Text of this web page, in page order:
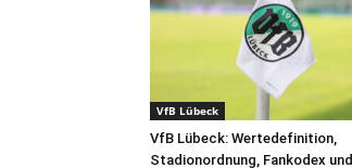
VfB Lübeck
VfB Lübeck: Wertedefinition,
Stadionordnung, Fankodex und